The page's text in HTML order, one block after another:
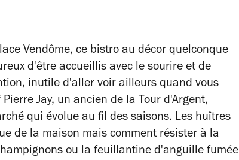
Vendôme, ce bistro au décor quelconque
d'être accueillis avec le sourire et de
inutile d'aller voir ailleurs quand vous
Jay, un ancien de la Tour d'Argent,
qui évolue au fil des saisons. Les huîtres
de la maison mais comment résister à la
ou la feuillantine d'anguille fumée